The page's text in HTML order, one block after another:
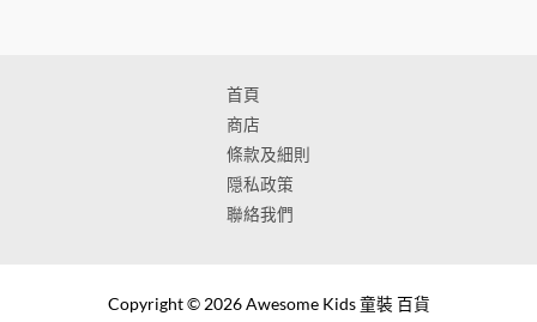
首頁
商店
條款及細則
隠私政策
聯絡我們
Copyright © 2026 Awesome Kids 童裝 百貨